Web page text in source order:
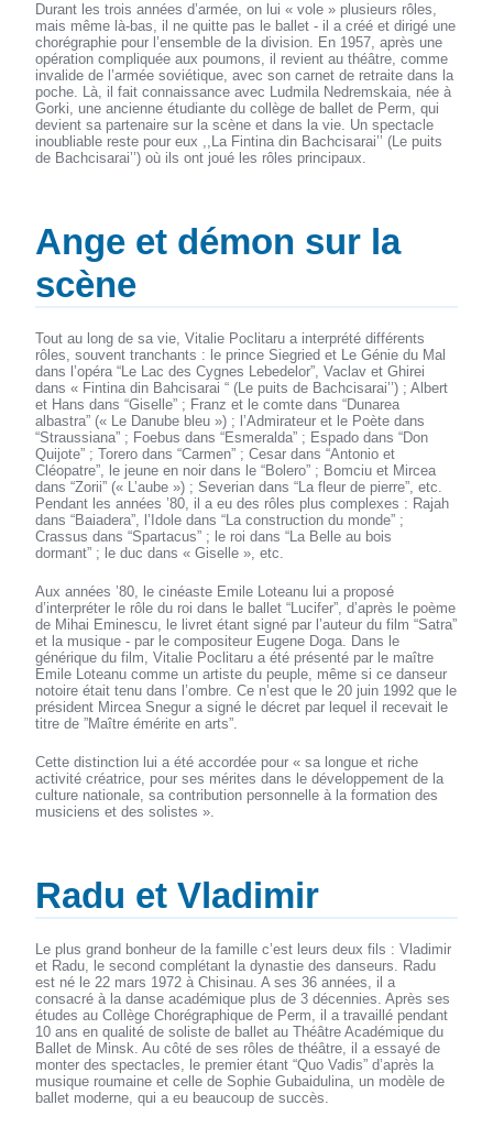
Durant les trois années d’armée, on lui « vole » plusieurs rôles,
mais même là-bas, il ne quitte pas le ballet - il a créé et dirigé une
chorégraphie pour l’ensemble de la division. En 1957, après une
opération compliquée aux poumons, il revient au théâtre, comme
invalide de l’armée soviétique, avec son carnet de retraite dans la
poche. Là, il fait connaissance avec Ludmila Nedremskaia, née à
Gorki, une ancienne étudiante du collège de ballet de Perm, qui
devient sa partenaire sur la scène et dans la vie. Un spectacle
inoubliable reste pour eux ,,La Fintina din Bachcisarai’’ (Le puits
de Bachcisarai’’) où ils ont joué les rôles principaux.
Ange et démon sur la
scène
Tout au long de sa vie, Vitalie Poclitaru a interprété différents
rôles, souvent tranchants : le prince Siegried et Le Génie du Mal
dans l’opéra “Le Lac des Cygnes Lebedelor”, Vaclav et Ghirei
dans « Fintina din Bahcisarai “ (Le puits de Bachcisarai’’) ; Albert
et Hans dans “Giselle” ; Franz et le comte dans “Dunarea
albastra” (« Le Danube bleu ») ; l’Admirateur et le Poète dans
“Straussiana” ; Foebus dans “Esmeralda” ; Espado dans “Don
Quijote” ; Torero dans “Carmen” ; Cesar dans “Antonio et
Cléopatre”, le jeune en noir dans le “Bolero” ; Bomciu et Mircea
dans “Zorii” (« L’aube ») ; Severian dans “La fleur de pierre”, etc.
Pendant les années ’80, il a eu des rôles plus complexes : Rajah
dans “Baiadera”, l’Idole dans “La construction du monde” ;
Crassus dans “Spartacus” ; le roi dans “La Belle au bois
dormant” ; le duc dans « Giselle », etc.
Aux années ’80, le cinéaste Emile Loteanu lui a proposé
d’interpréter le rôle du roi dans le ballet “Lucifer”, d’après le poème
de Mihai Eminescu, le livret étant signé par l’auteur du film “Satra”
et la musique - par le compositeur Eugene Doga. Dans le
générique du film, Vitalie Poclitaru a été présenté par le maître
Emile Loteanu comme un artiste du peuple, même si ce danseur
notoire était tenu dans l’ombre. Ce n’est que le 20 juin 1992 que le
président Mircea Snegur a signé le décret par lequel il recevait le
titre de ”Maître émérite en arts”.
Cette distinction lui a été accordée pour « sa longue et riche
activité créatrice, pour ses mérites dans le développement de la
culture nationale, sa contribution personnelle à la formation des
musiciens et des solistes ».
Radu et Vladimir
Le plus grand bonheur de la famille c’est leurs deux fils : Vladimir
et Radu, le second complétant la dynastie des danseurs. Radu
est né le 22 mars 1972 à Chisinau. A ses 36 années, il a
consacré à la danse académique plus de 3 décennies. Après ses
études au Collège Chorégraphique de Perm, il a travaillé pendant
10 ans en qualité de soliste de ballet au Théâtre Académique du
Ballet de Minsk. Au côté de ses rôles de théâtre, il a essayé de
monter des spectacles, le premier étant “Quo Vadis” d’après la
musique roumaine et celle de Sophie Gubaidulina, un modèle de
ballet moderne, qui a eu beaucoup de succès.